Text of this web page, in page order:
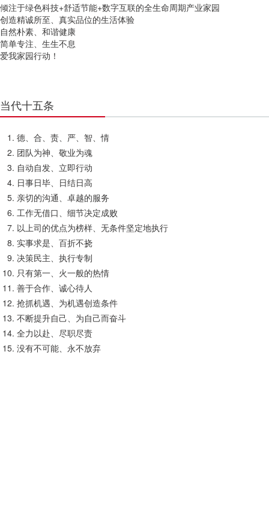
倾注于绿色科技+舒适节能+数字互联的全生命周期产业家园
创造精诚所至、真实品位的生活体验
自然朴素、和谐健康
简单专注、生生不息
爱我家园行动！
当代十五条
德、合、责、严、智、情
团队为神、敬业为魂
自动自发、立即行动
日事日毕、日结日高
亲切的沟通、卓越的服务
工作无借口、细节决定成败
以上司的优点为榜样、无条件坚定地执行
实事求是、百折不挠
决策民主、执行专制
只有第一、火一般的热情
善于合作、诚心待人
抢抓机遇、为机遇创造条件
不断提升自己、为自己而奋斗
全力以赴、尽职尽责
没有不可能、永不放弃